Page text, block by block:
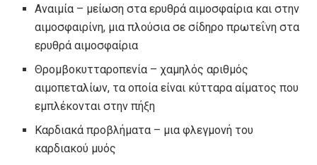
Αναιμία – μείωση στα ερυθρά αιμοσφαίρια και στην
αιμοσφαιρίνη, μια πλούσια σε σίδηρο πρωτεΐνη στα
ερυθρά αιμοσφαίρια
Θρομβοκυτταροπενία – χαμηλός αριθμός
αιμοπεταλίων, τα οποία είναι κύτταρα αίματος που
εμπλέκονται στην πήξη
Καρδιακά προβλήματα – μια φλεγμονή του
καρδιακού μυός